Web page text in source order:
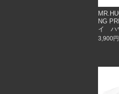
NG
イ ハ
3,900